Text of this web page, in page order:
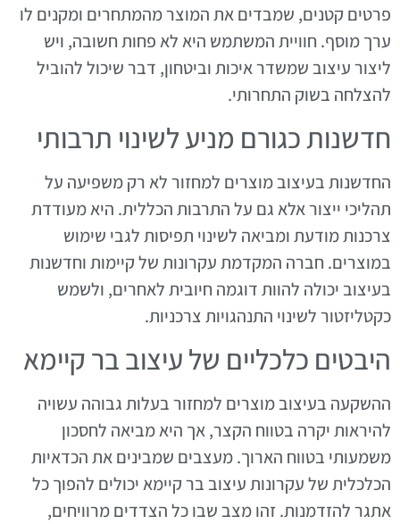
פרטים קטנים, שמבדים את המוצר מהמתחרים ומקנים לו
ערך מוסף. חוויית המשתמש היא לא פחות חשובה, ויש
ליצור עיצוב שמשדר איכות וביטחון, דבר שיכול להוביל
להצלחה בשוק התחרותי.
חדשנות כגורם מניע לשינוי תרבותי
החדשנות בעיצוב מוצרים למחזור לא רק משפיעה על
תהליכי ייצור אלא גם על התרבות הכללית. היא מעודדת
צרכנות מודעת ומביאה לשינוי תפיסות לגבי שימוש
במוצרים. חברה המקדמת עקרונות של קיימות וחדשנות
בעיצוב יכולה להוות דוגמה חיובית לאחרים, ולשמש
כקטליזטור לשינוי התנהגויות צרכניות.
היבטים כלכליים של עיצוב בר קיימא
ההשקעה בעיצוב מוצרים למחזור בעלות גבוהה עשויה
להיראות יקרה בטווח הקצר, אך היא מביאה לחסכון
משמעותי בטווח הארוך. מעצבים שמבינים את הכדאיות
הכלכלית של עקרונות עיצוב בר קיימא יכולים להפוך כל
אתגר להזדמנות. זהו מצב שבו כל הצדדים מרוויחים,